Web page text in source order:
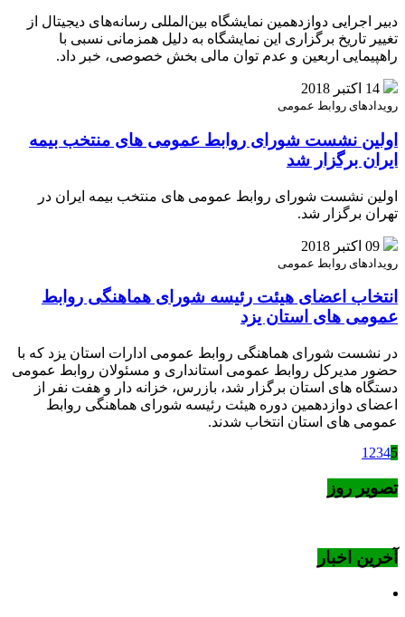
دبیر اجرایی دوازدهمین نمایشگاه بین‌المللی رسانه‌های دیجیتال از
تغییر تاریخ برگزاری این نمایشگاه به دلیل همزمانی نسبی با
راهپیمایی اربعین و عدم توان مالی بخش خصوصی، خبر داد.
14 اکتبر 2018
رویدادهای روابط عمومی
اولین نشست شورای روابط عمومی های منتخب بیمه
ایران برگزار شد
اولین نشست شورای روابط عمومی های منتخب بیمه ایران در
تهران برگزار شد.
09 اکتبر 2018
رویدادهای روابط عمومی
انتخاب اعضای هیئت رئیسه شورای هماهنگی روابط
عمومی های استان یزد
در نشست شورای هماهنگی روابط عمومی ادارات استان یزد که با
حضور مدیرکل روابط عمومی استانداری ‌و مسئولان روابط عمومی
دستگاه های استان برگزار شد، بازرس، خزانه دار و هفت نفر از
اعضای ‌دوازدهمین دوره هیئت رئیسه ‌شورای هماهنگی روابط
عمومی های استان انتخاب شدند.
1 2345
تصویر روز
آخرین اخبار